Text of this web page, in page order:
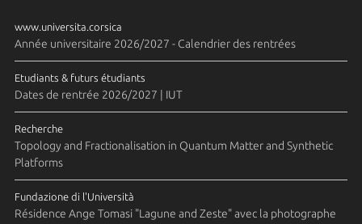
www.universita.corsica
Année universitaire 2026/2027 - Calendrier des rentrées
Etudiants & futurs étudiants
Dates de rentrée 2026/2027 | IUT
Recherche
Topology and Fractionalisation in Quantum Matter and Synthetic
Platforms
Fundazione di l'Università
Résidence Ange Tomasi "Lagune and Zeste" avec la photographe